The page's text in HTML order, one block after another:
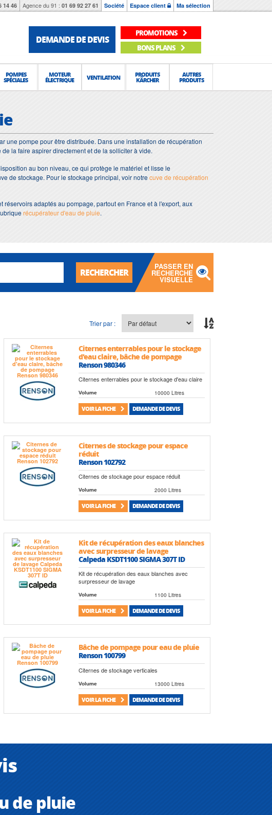
14 46 Agence du 91 : 01 69 92 27 61 Société Espace client Ma sélection
DEMANDE DE DEVIS
PROMOTIONS
BONS PLANS
POMPES
SPÉCIALES
MOTEUR
ÉLECTRIQUE VENTILATION PRODUITS
KÄRCHER
AUTRES
PRODUITS
une pompe pour être distribuée. Dans une installation de récupération
la faire aspirer directement et de la solliciter à vide.
au bon niveau, ce qui protège le matériel et lisse le
de stockage. Pour le stockage principal, voir notrecuve de récupération
adaptés au pompage, partout en France et à l'export, aux
récupérateur d'eau de pluie.
RECHERCHER
PASSER EN
RECHERCHE
VISUELLE
Trier par :
Citernes enterrables pour le stockage
d'eau claire, bâche de pompage
Renson 980346
Citernes enterrables pour le stockage d'eau claire
Volume 10000 Litres
VOIR LA FICHE DEMANDE DE DEVIS
Citernes de stockage pour espace
réduit
Renson 102792
Citernes de stockage pour espace réduit
Volume 2000 Litres
VOIR LA FICHE DEMANDE DE DEVIS
Kit de récupération des eaux blanches
avec surpresseur de lavage
Calpeda KSDT1100 SIGMA 307T ID
Kit de récupération des eaux blanches avec
surpresseur de lavage
Volume 1100 Litres
VOIR LA FICHE DEMANDE DE DEVIS
Bâche de pompage pour eau de pluie
Renson 100799
Citernes de stockage verticales
Volume 13000 Litres
VOIR LA FICHE DEMANDE DE DEVIS
de pluie